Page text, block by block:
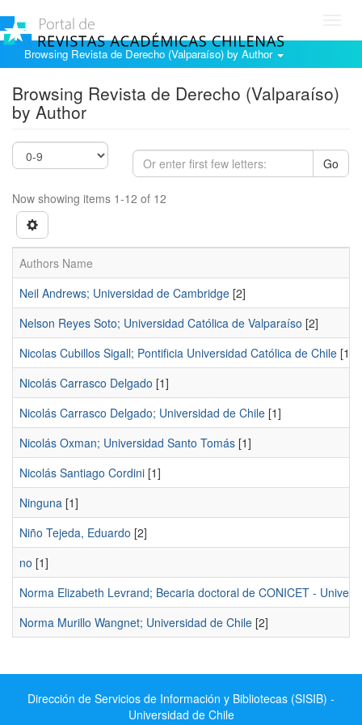
Browsing Revista de Derecho (Valparaíso) by Author
Browsing Revista de Derecho (Valparaíso)
by Author
Go
Now showing items 1-12 of 12
Authors Name
Neil Andrews; Universidad de Cambridge [2]
Nelson Reyes Soto; Universidad Católica de Valparaíso [2]
Nicolas Cubillos Sigall; Pontificia Universidad Católica de Chile [1]
Nicolás Carrasco Delgado [1]
Nicolás Carrasco Delgado; Universidad de Chile [1]
Nicolás Oxman; Universidad Santo Tomás [1]
Nicolás Santiago Cordini [1]
Ninguna [1]
Niño Tejeda, Eduardo [2]
no [1]
Norma Elizabeth Levrand; Becaria doctoral de CONICET -
Norma Murillo Wangnet; Universidad de Chile [2]
Dirección de Servicios de Información y Bibliotecas (SISIB) -
Universidad de Chile